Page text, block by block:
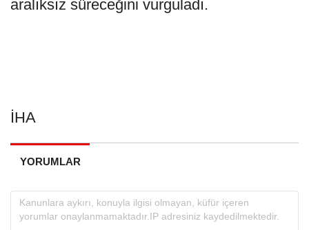
aralıksız süreceğini vurguladı.
İHA
YORUMLAR